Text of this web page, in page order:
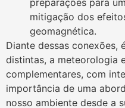
mitigação dos
geomagnética.
Diante dessas conexões,
distintas, a meteorologia
complementares, com
importância de uma
nosso ambiente desde a